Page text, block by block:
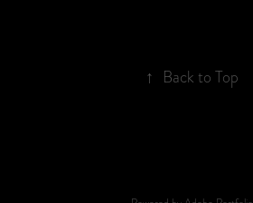
↑ Back to Top